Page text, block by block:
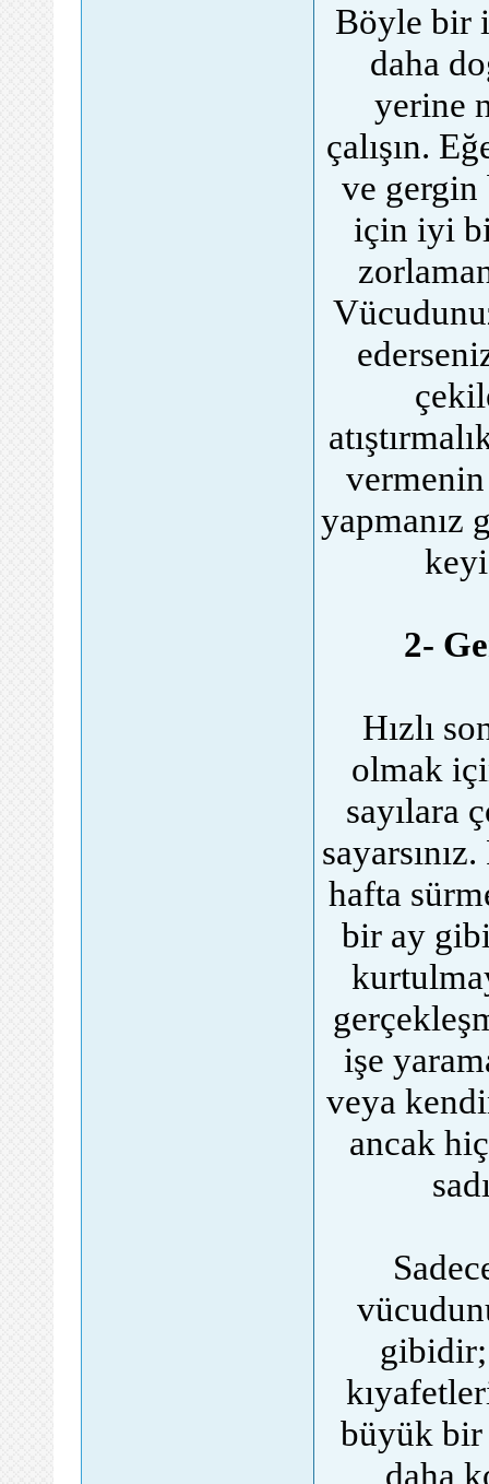
Böyle bir
daha
yerine
çalışın.
ve gergin
için iyi
yapmanız
2-
Hızlı
olmak
sayılara
hafta
bir ay
işe
veya
ancak
büyük bir
daha